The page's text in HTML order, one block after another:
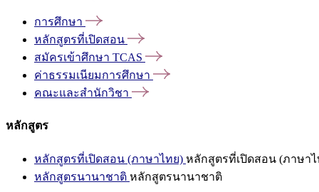
การศึกษา
หลักสูตรที่เปิดสอน
สมัครเข้าศึกษา TCAS
ค่าธรรมเนียมการศึกษา
คณะและสำนักวิชา
หลักสูตร
หลักสูตรที่เปิดสอน (ภาษาไทย) หลักสูตรที่เปิดสอน (ภาษาไ
หลักสูตรนานาชาติ หลักสูตรนานาชาติ